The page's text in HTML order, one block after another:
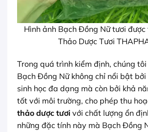
Hình ảnh Bạch Đồng Nữ tươi
Thảo Dược Tươi
Trong quá trình kiểm định, chúng
Bạch Đồng Nữ không chỉ nổi bật
sinh học đa dạng mà còn bởi khả
tốt với môi trường, cho phép thu
thảo dược tươi với chất lượng ổn
những đặc tính này mà Bạch Đồng